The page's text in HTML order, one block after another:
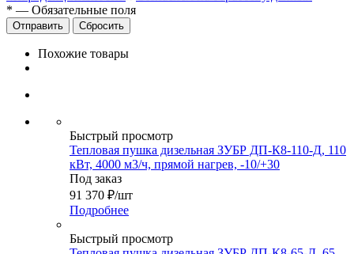
* — Обязательные поля
Сбросить
Похожие товары
Быстрый просмотр
Тепловая пушка дизельная ЗУБР ДП-К8-110-Д, 110
кВт, 4000 м3/ч, прямой нагрев, -10/+30
Под заказ
91 370 ₽/шт
Подробнее
Быстрый просмотр